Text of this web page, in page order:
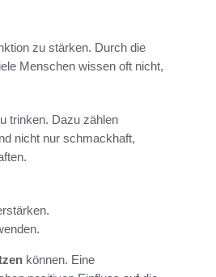
zu stärken. Durch die
Menschen wissen oft nicht,
trinken. Dazu zählen
nicht nur schmackhaft,
können. Eine